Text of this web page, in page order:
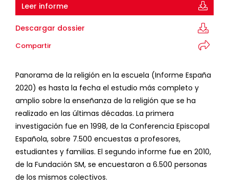
Leer informe
Descargar dossier
Compartir
Panorama de la religión en la escuela (Informe España
2020) es hasta la fecha el estudio más completo y
amplio sobre la enseñanza de la religión que se ha
realizado en las últimas décadas. La primera
investigación fue en 1998, de la Conferencia Episcopal
Española, sobre 7.500 encuestas a profesores,
estudiantes y familias. El segundo informe fue en 2010,
de la Fundación SM, se encuestaron a 6.500 personas
de los mismos colectivos.